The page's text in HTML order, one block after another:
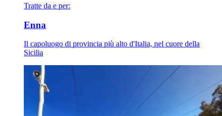
Tratte da e per:
Enna
Il capoluogo di provincia più alto d'Italia, nel cuore della
Sicilia